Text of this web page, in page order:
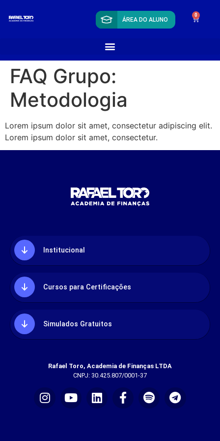
ÁREA DO ALUNO
0
FAQ Grupo:
Metodologia
Lorem ipsum dolor sit amet, consectetur adipiscing elit.
Lorem ipsum dolor sit amet, consectetur.
Institucional
Cursos para Certificações
Simulados Gratuitos
Rafael Toro, Academia de Finanças LTDA
CNPJ: 30.425.807/0001-37